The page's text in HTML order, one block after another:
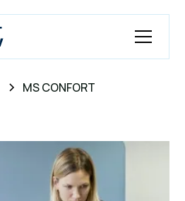
MS CONFORT